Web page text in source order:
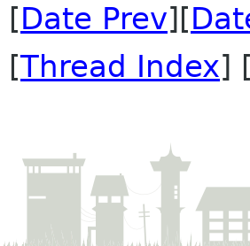
[Date Prev][
[Thread Index] [